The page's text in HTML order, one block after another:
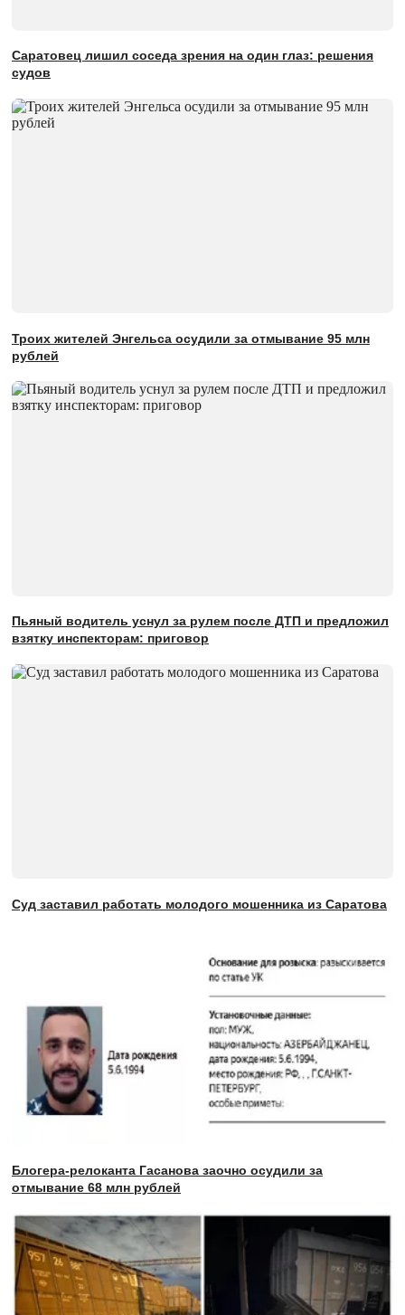
Саратовец лишил соседа зрения на один глаз: решения
судов
Троих жителей Энгельса осудили за отмывание 95 млн
рублей
Пьяный водитель уснул за рулем после ДТП и предложил
взятку инспекторам: приговор
Суд заставил работать молодого мошенника из Саратова
Блогера-релоканта Гасанова заочно осудили за
отмывание 68 млн рублей